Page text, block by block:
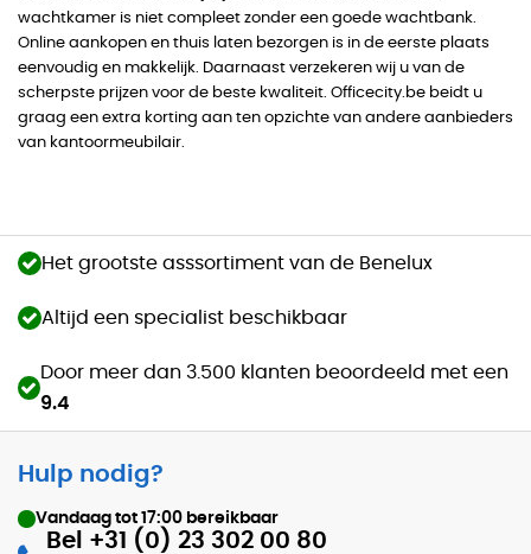
wachtkamer is niet compleet zonder een goede wachtbank.
Online aankopen en thuis laten bezorgen is in de eerste plaats
eenvoudig en makkelijk. Daarnaast verzekeren wij u van de
scherpste prijzen voor de beste kwaliteit. Officecity.be beidt u
graag een extra korting aan ten opzichte van andere aanbieders
van kantoormeubilair.
Het grootste asssortiment van de Benelux
Altijd een specialist beschikbaar
Door meer dan 3.500 klanten beoordeeld met een
9.4
Hulp nodig?
Vandaag tot 17:00 bereikbaar
Bel +31 (0) 23 302 00 80